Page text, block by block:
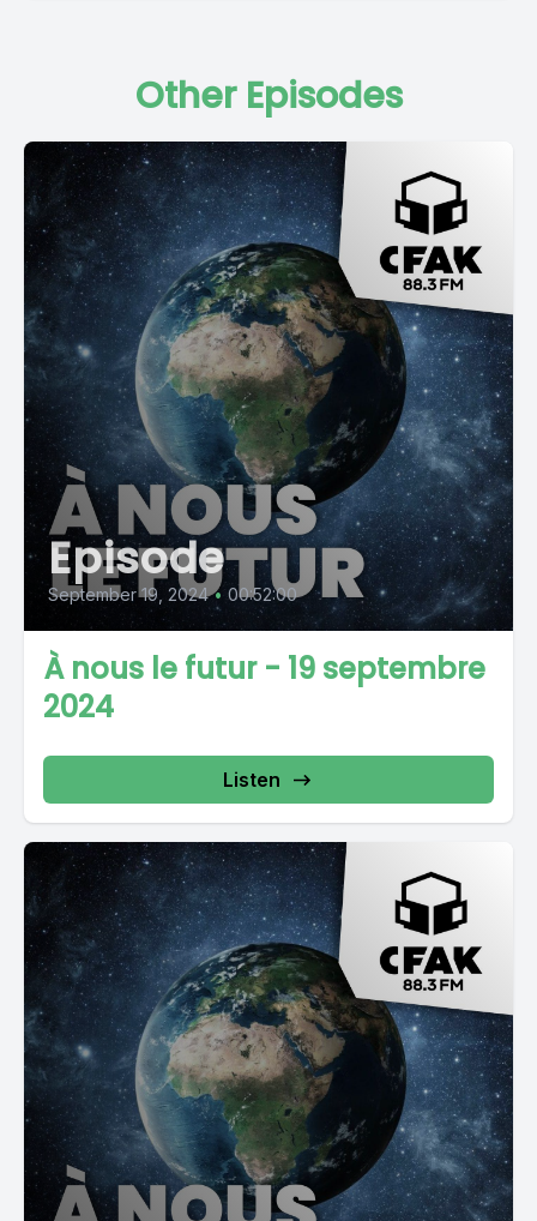
Other Episodes
Episode
September 19, 2024 • 00:52:00
À nous le futur - 19 septembre
2024
Listen